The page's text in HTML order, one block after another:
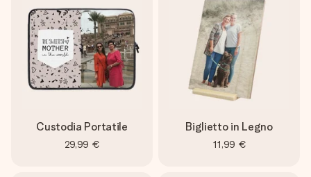
Custodia Portatile
29,99 €
Biglietto in Legno
11,99 €